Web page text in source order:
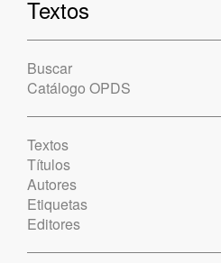
Textos
Buscar
Catálogo OPDS
Textos
Títulos
Autores
Etiquetas
Editores